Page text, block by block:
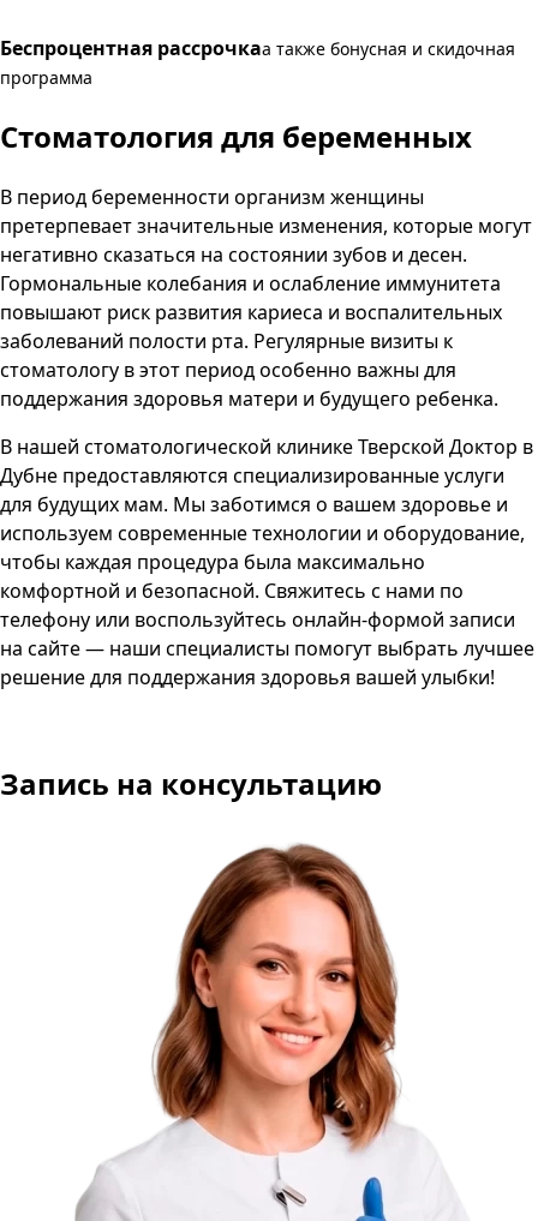
Беспроцентная рассрочкаа также бонусная и скидочная
программа
Стоматология для беременных
В период беременности организм женщины
претерпевает значительные изменения, которые могут
негативно сказаться на состоянии зубов и десен.
Гормональные колебания и ослабление иммунитета
повышают риск развития кариеса и воспалительных
заболеваний полости рта. Регулярные визиты к
стоматологу в этот период особенно важны для
поддержания здоровья матери и будущего ребенка.
В нашей стоматологической клиникеТверской Доктор в
Дубне предоставляются специализированные услуги
для будущих мам. Мы заботимся о вашем здоровье и
используем современные технологии и оборудование,
чтобы каждая процедура была максимально
комфортной и безопасной. Свяжитесь с нами по
телефону или воспользуйтесь онлайн-формой записи
на сайте — наши специалисты помогут выбрать лучшее
решение для поддержания здоровья вашей улыбки!
Запись на консультацию